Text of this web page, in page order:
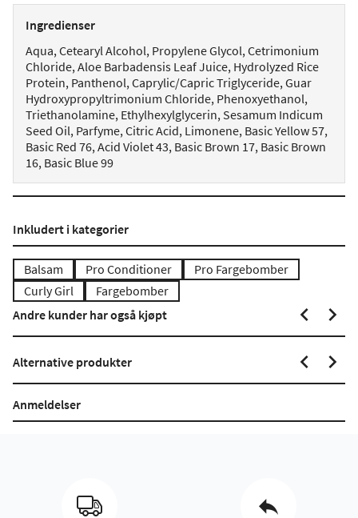
Ingredienser
Aqua, Cetearyl Alcohol, Propylene Glycol, Cetrimonium
Chloride, Aloe Barbadensis Leaf Juice, Hydrolyzed Rice
Protein, Panthenol, Caprylic/Capric Triglyceride, Guar
Hydroxypropyltrimonium Chloride, Phenoxyethanol,
Triethanolamine, Ethylhexylglycerin, Sesamum Indicum
Seed Oil, Parfyme, Citric Acid, Limonene, Basic Yellow 57,
Basic Red 76, Acid Violet 43, Basic Brown 17, Basic Brown
16, Basic Blue 99
Inkludert i kategorier
Balsam Pro Conditioner
Pro Fargebomber
Curly Girl
Fargebomber
Andre kunder har også kjøpt
Alternative produkter
Anmeldelser